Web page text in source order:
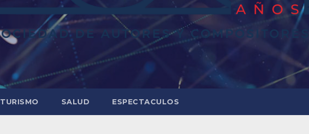
TURISMO SALUD ESPECTACULOS